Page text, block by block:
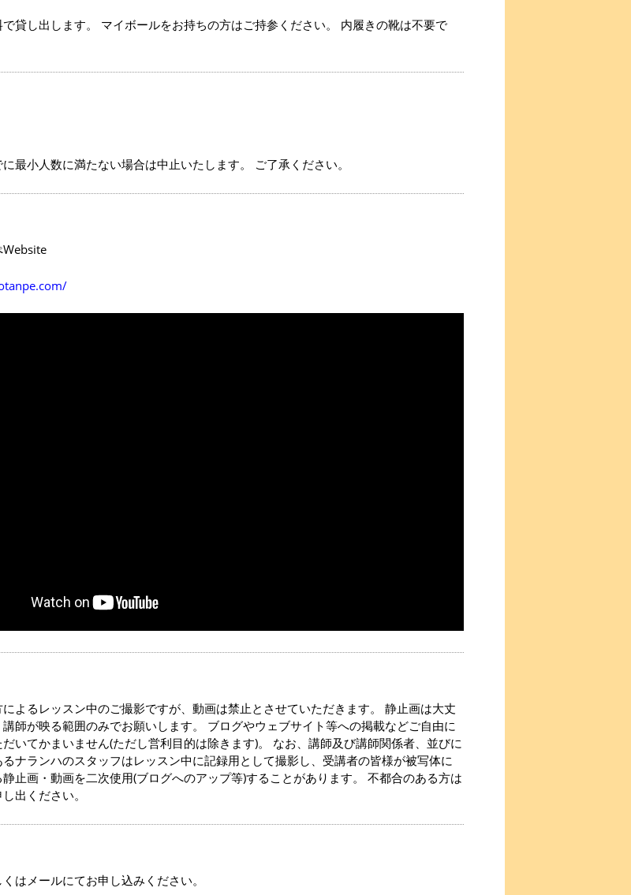
貸し出します。 マイボールをお持ちの方はご持参ください。 内履きの靴は不要で
最小人数に満たない場合は中止いたします。 ご了承ください。
Website
よるレッスン中のご撮影ですが、動画は禁止とさせていただきます。 静止画は大丈
師が映る範囲のみでお願いします。 ブログやウェブサイト等への掲載などご自由に
だいてかまいません(ただし営利目的は除きます)。 なお、講師及び講師関係者、並びに
ナランハのスタッフはレッスン中に記録用として撮影し、受講者の皆様が被写体に
止画・動画を二次使用(ブログへのアップ等)することがあります。 不都合のある方は
出ください。
はメールにてお申し込みください。